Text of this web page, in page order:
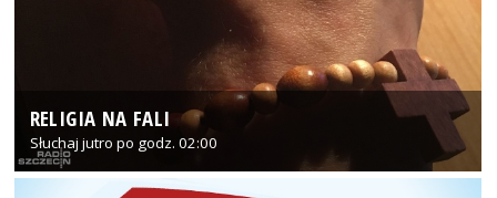
RELIGIA NA FALI
Słuchaj jutro po godz. 02:00